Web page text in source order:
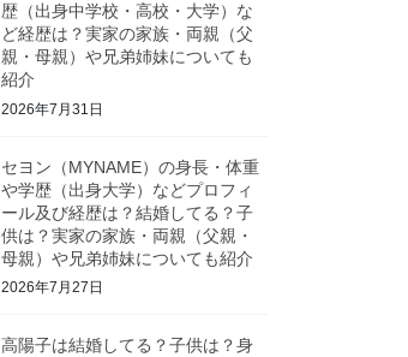
歴（出身中学校・高校・大学）な
ど経歴は？実家の家族・両親（父
親・母親）や兄弟姉妹についても
紹介
2026年7月31日
セヨン（MYNAME）の身長・体重
や学歴（出身大学）などプロフィ
ール及び経歴は？結婚してる？子
供は？実家の家族・両親（父親・
母親）や兄弟姉妹についても紹介
2026年7月27日
高陽子は結婚してる？子供は？身